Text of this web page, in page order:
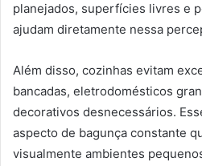
planejados, superfícies livres e
ajudam diretamente nessa
Além disso, cozinhas evitam
bancadas, eletrodomésticos
decorativos desnecessários.
aspecto de bagunça constante
visualmente ambientes